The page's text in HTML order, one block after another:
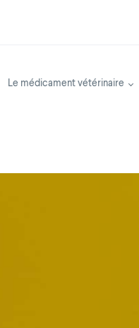
Le médicament vétérinaire